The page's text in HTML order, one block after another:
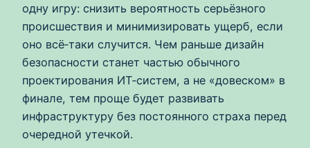
одну игру: снизить вероятность серьёзного
происшествия и минимизировать ущерб, если
оно всё‑таки случится. Чем раньше дизайн
безопасности станет частью обычного
проектирования ИТ‑систем, а не «довеском» в
финале, тем проще будет развивать
инфраструктуру без постоянного страха перед
очередной утечкой.